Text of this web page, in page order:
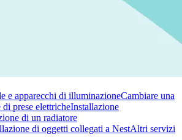
e apparecchi di illuminazioneCambiare una
prese elettricheInstallazione
di un radiatore
di oggetti collegati a NestAltri servizi